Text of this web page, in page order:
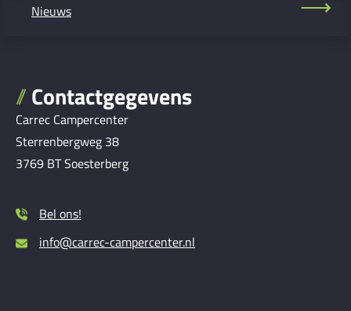
Nieuws
Contactgegevens
Carrec Campercenter
Sterrenbergweg 38
3769 BT Soesterberg
Bel ons!
info@carrec-campercenter.nl